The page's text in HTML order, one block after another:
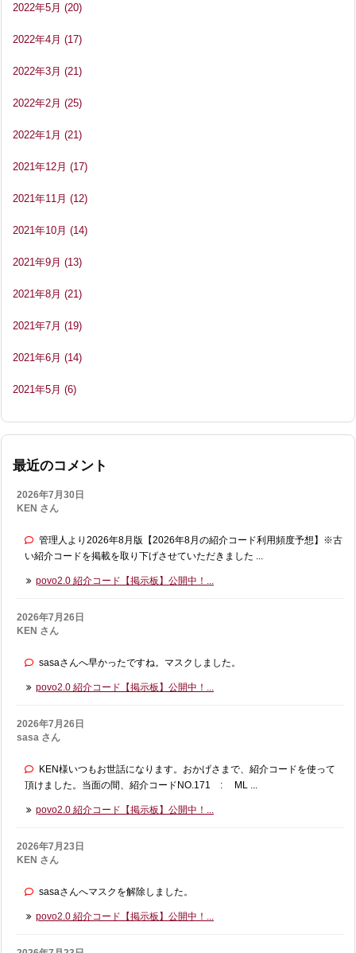
2022年5月 (20)
2022年4月 (17)
2022年3月 (21)
2022年2月 (25)
2022年1月 (21)
2021年12月 (17)
2021年11月 (12)
2021年10月 (14)
2021年9月 (13)
2021年8月 (21)
2021年7月 (19)
2021年6月 (14)
2021年5月 (6)
最近のコメント
2026年7月30日
KEN さん
管理人より2026年8月版【2026年8月の紹介コード利用頻度予想】※古
い紹介コードを掲載を取り下げさせていただきました ...
povo2.0 紹介コード【掲示板】公開中！...
2026年7月26日
KEN さん
sasaさんへ早かったですね。マスクしました。
povo2.0 紹介コード【掲示板】公開中！...
2026年7月26日
sasa さん
KEN様いつもお世話になります。おかげさまで、紹介コードを使って
頂けました。当面の間、紹介コードNO.171 : ML ...
povo2.0 紹介コード【掲示板】公開中！...
2026年7月23日
KEN さん
sasaさんへマスクを解除しました。
povo2.0 紹介コード【掲示板】公開中！...